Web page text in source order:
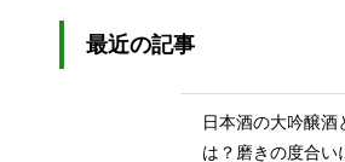
最近の記事
日本酒の大吟醸酒
は？磨きの度合い